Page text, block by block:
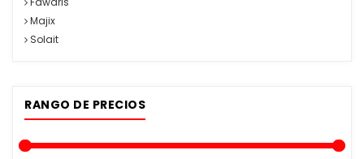
Majix
Solait
RANGO DE PRECIOS